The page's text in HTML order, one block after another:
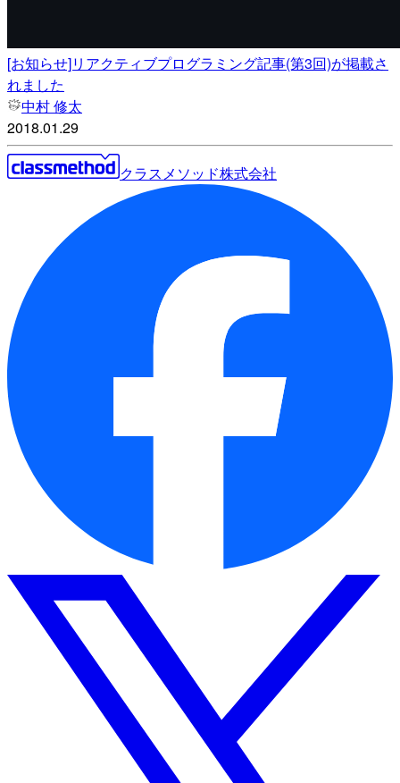
[お知らせ]リアクティブプログラミング記事(第3回)が掲載さ
れました
中村 修太
2018.01.29
クラスメソッド株式会社